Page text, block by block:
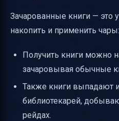
Зачарованные книги — это
накопить и применить чары:
Получить книги можно
зачаровывая обычные
Также книги выпадают
библиотекарей,
рейдах.